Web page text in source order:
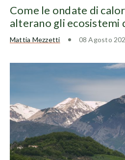
Come le ondate di
alterano gli ecosistemi
Mattia Mezzetti 08 Agosto